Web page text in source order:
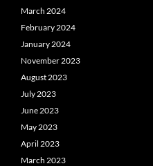
March 2024
February 2024
January 2024
November 2023
August 2023
July 2023
June 2023
May 2023
April 2023
March 2023